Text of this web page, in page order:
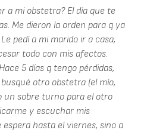
a mi obstetra? El día que te
Me dieron la orden para q ya
pedí a mi marido ir a casa,
todo con mis afectos.
5 días q tengo pérdidas,
otro obstetra (el mío,
un sobre turno para el otro
y escuchar mis
espera hasta el viernes, sino a